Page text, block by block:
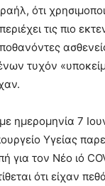
ότι
τις πιο
τυχόν
με ημερομηνία 7
Υγείας
για τον Νέο ιό
ότι είχαν